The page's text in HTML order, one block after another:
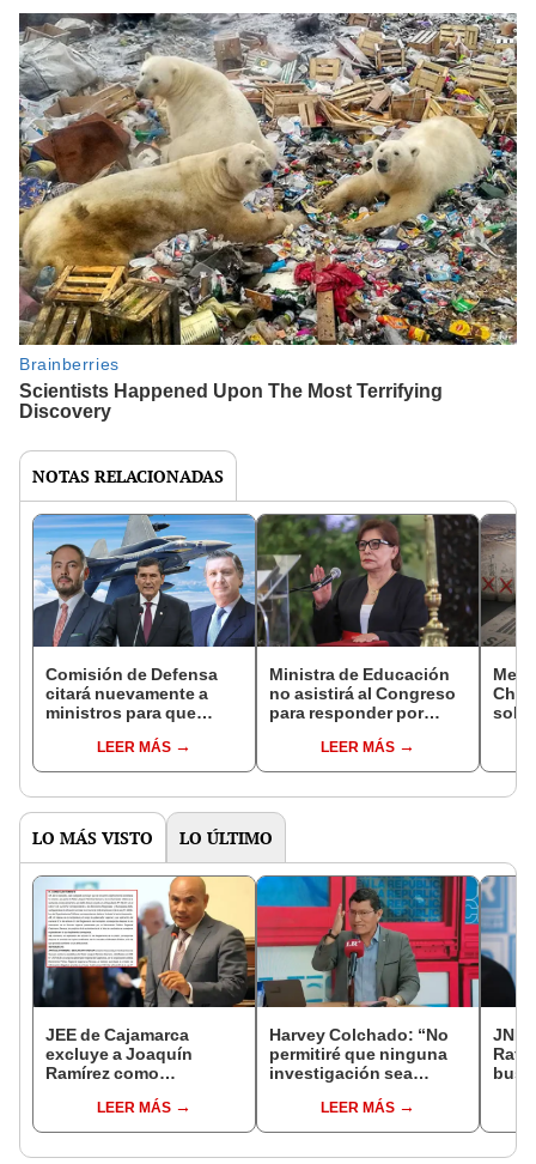
NOTAS RELACIONADAS
Comisión de Defensa
citará nuevamente a
ministros para que
LEER MÁS
Ministra de Educación
no asistirá al Congreso
para responder por
PronabecLEER MÁS
solo
LO MÁS VISTO LO ÚLTIMO
JEE de Cajamarca
excluye a Joaquín
Ramírez como
regional por ocultar
sentencia
LEER MÁS
Harvey Colchado: “No
permitiré que ninguna
investigación sea
política”LEER MÁS
JNE